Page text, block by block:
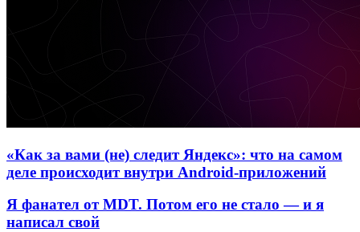
«Как за вами (не) следит Яндекс»: что на самом
деле происходит внутри Android-приложений
Я фанател от MDT. Потом его не стало — и я
написал свой